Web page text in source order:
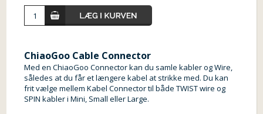
ChiaoGoo Cable Connector
Med en ChiaoGoo Connector kan du samle kabler og Wire,
således at du får et længere kabel at strikke med. Du kan
frit vælge mellem Kabel Connector til både TWIST wire og
SPIN kabler i Mini, Small eller Large.